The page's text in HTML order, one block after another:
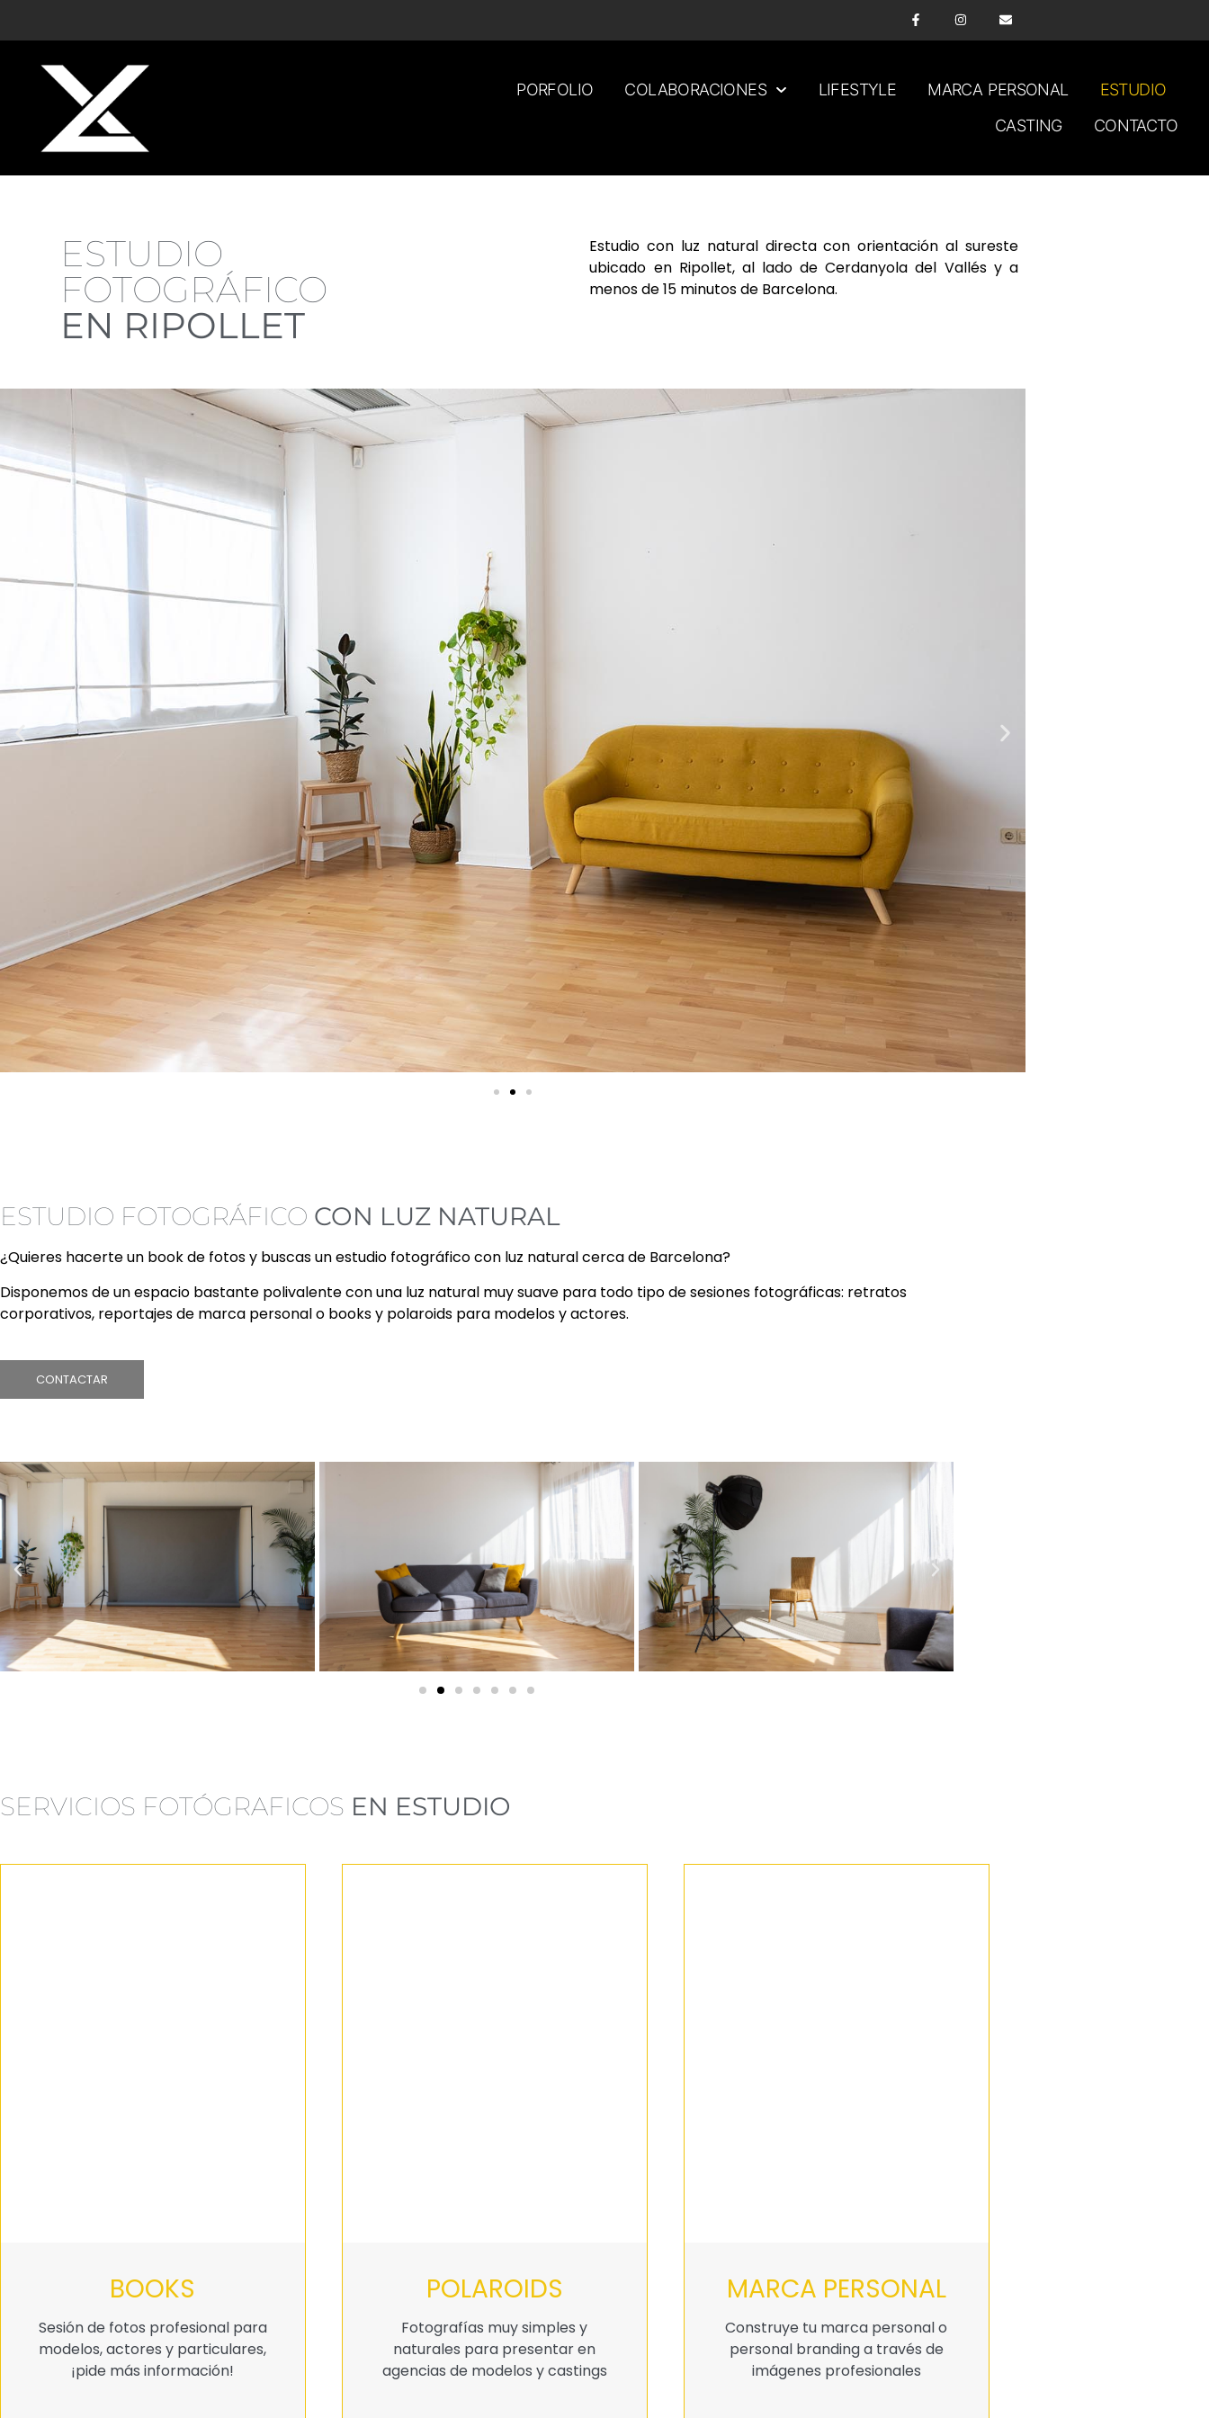
PORFOLIO COLABORACIONES LIFESTYLE MARCA PERSONAL
ESTUDIO
CASTING
CONTACTO
ESTUDIO
FOTOGRÁFICO
EN RIPOLLET
Estudio con luz natural directa con orientación al sureste
ubicado en Ripollet, al lado de Cerdanyola del Vallés y a
menos de 15 minutos de Barcelona.
ESTUDIO FOTOGRÁFICO CON LUZ NATURAL
¿Quieres hacerte un book de fotos y buscas un estudio fotográfico con luz natural cerca de Barcelona?
Disponemos de un espacio bastante polivalente con una luz natural muy suave para todo tipo de sesiones fotográficas: retratos
corporativos, reportajes de marca personal o books y polaroids para modelos y actores.
CONTACTAR
SERVICIOS FOTÓGRAFICOS EN ESTUDIO
BOOKS
Sesión de fotos profesional para
modelos, actores y particulares,
¡pide más información!
POLAROIDS
Fotografías muy simples y
naturales para presentar en
agencias de modelos y castings
MARCA PERSONAL
Construye tu marca personal o
personal branding a través de
imágenes profesionales